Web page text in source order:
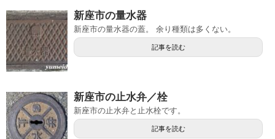
新座市の量水器
新座市の量水器の蓋。 余り種類は多くない。
記事を読む
新座市の止水弁／栓
新座市の止水弁と止水栓です。
記事を読む